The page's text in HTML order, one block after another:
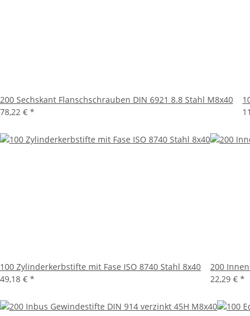
200 Sechskant Flanschschrauben DIN 6921 8.8 Stahl M8x40
78,22 € *
100 Zylinderkerbstifte mit Fase ISO 8740 Stahl 8x40
49,18 € *
200
22,29 € *